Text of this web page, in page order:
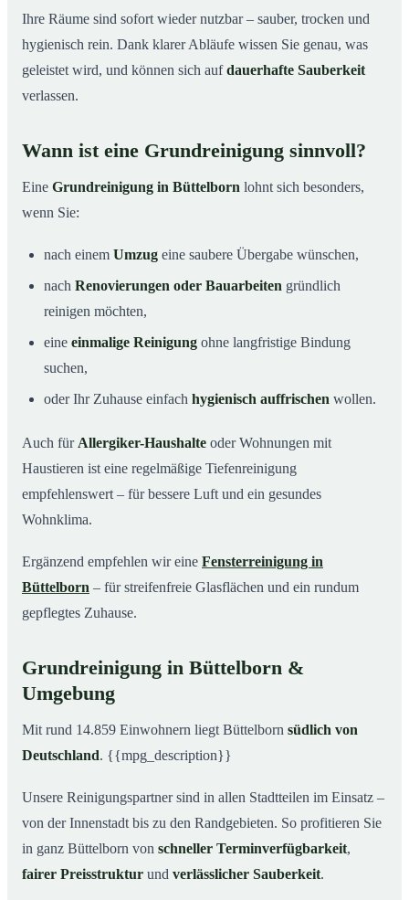
Ihre Räume sind sofort wieder nutzbar – sauber, trocken und
hygienisch rein. Dank klarer Abläufe wissen Sie genau, was
geleistet wird, und können sich aufdauerhafte Sauberkeit
verlassen.
Wann ist eine Grundreinigung sinnvoll?
Eine Grundreinigung in Büttelborn lohnt sich besonders,
wenn Sie:
nach einem Umzug eine saubere Übergabe wünschen,
nach Renovierungen oder Bauarbeiten gründlich
reinigen möchten,
eine einmalige Reinigung ohne langfristige Bindung
suchen,
oder Ihr Zuhause einfach hygienisch auffrischen wollen.
Auch für Allergiker-Haushalte oder Wohnungen mit
Haustieren ist eine regelmäßige Tiefenreinigung
empfehlenswert – für bessere Luft und ein gesundes
Wohnklima.
Ergänzend empfehlen wir eine Fensterreinigung in
Büttelborn – für streifenfreie Glasflächen und ein rundum
gepflegtes Zuhause.
Grundreinigung in Büttelborn &
Umgebung
Mit rund 14.859 Einwohnern liegt Büttelborn südlich von
Deutschland. {{mpg_description}}
Unsere Reinigungspartner sind in allen Stadtteilen im Einsatz –
von der Innenstadt bis zu den Randgebieten. So profitieren Sie
in ganz Büttelborn von schneller Terminverfügbarkeit,
fairer Preisstruktur und verlässlicher Sauberkeit.